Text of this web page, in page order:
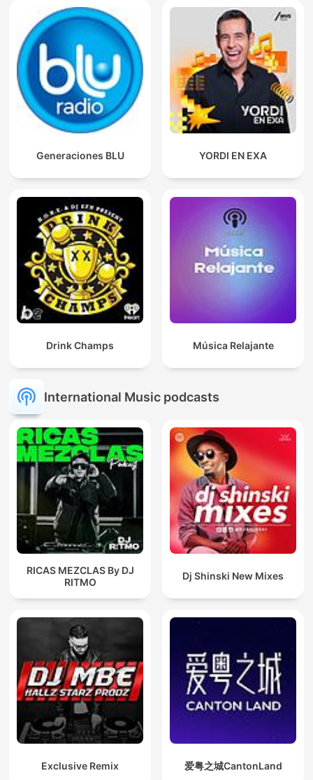
Generaciones BLU YORDI EN EXA
Drink Champs Música Relajante
International Music podcasts
RICAS MEZCLAS By DJ
RITMO
Dj Shinski New Mixes
Exclusive Remix 爱粤之城CantonLand